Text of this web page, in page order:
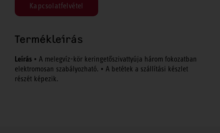
Kapcsolatfelvétel
Termékleírás
Leírás • A melegvíz-kör keringetőszivattyúja három fokozatban
elektromosan szabályozható. • A betétek a szállítási készlet
részét képezik.